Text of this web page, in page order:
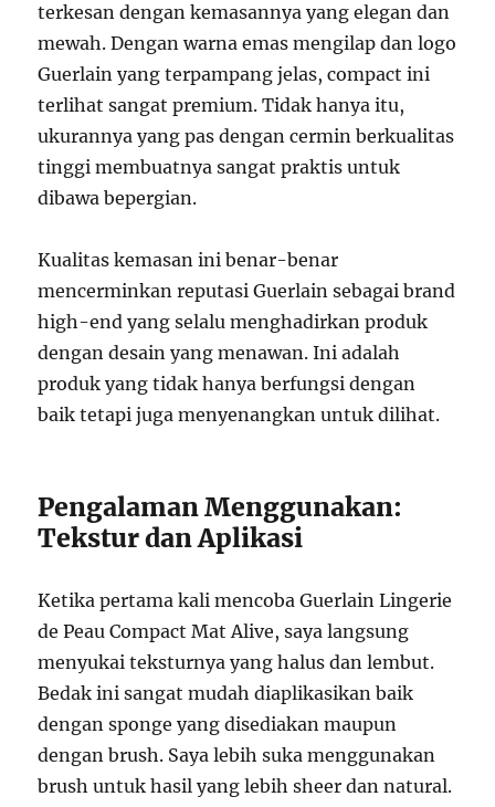
terkesan dengan kemasannya yang elegan dan
mewah. Dengan warna emas mengilap dan logo
Guerlain yang terpampang jelas, compact ini
terlihat sangat premium. Tidak hanya itu,
ukurannya yang pas dengan cermin berkualitas
tinggi membuatnya sangat praktis untuk
dibawa bepergian.
Kualitas kemasan ini benar-benar
mencerminkan reputasi Guerlain sebagai brand
high-end yang selalu menghadirkan produk
dengan desain yang menawan. Ini adalah
produk yang tidak hanya berfungsi dengan
baik tetapi juga menyenangkan untuk dilihat.
Pengalaman Menggunakan:
Tekstur dan Aplikasi
Ketika pertama kali mencoba Guerlain Lingerie
de Peau Compact Mat Alive, saya langsung
menyukai teksturnya yang halus dan lembut.
Bedak ini sangat mudah diaplikasikan baik
dengan sponge yang disediakan maupun
dengan brush. Saya lebih suka menggunakan
brush untuk hasil yang lebih sheer dan natural.